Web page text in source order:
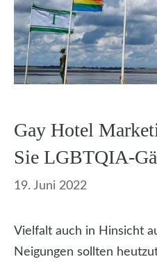
Gay Hotel
Sie LGBTQIA-
19. Juni 2022
Vielfalt auch in Hinsicht
Neigungen sollten